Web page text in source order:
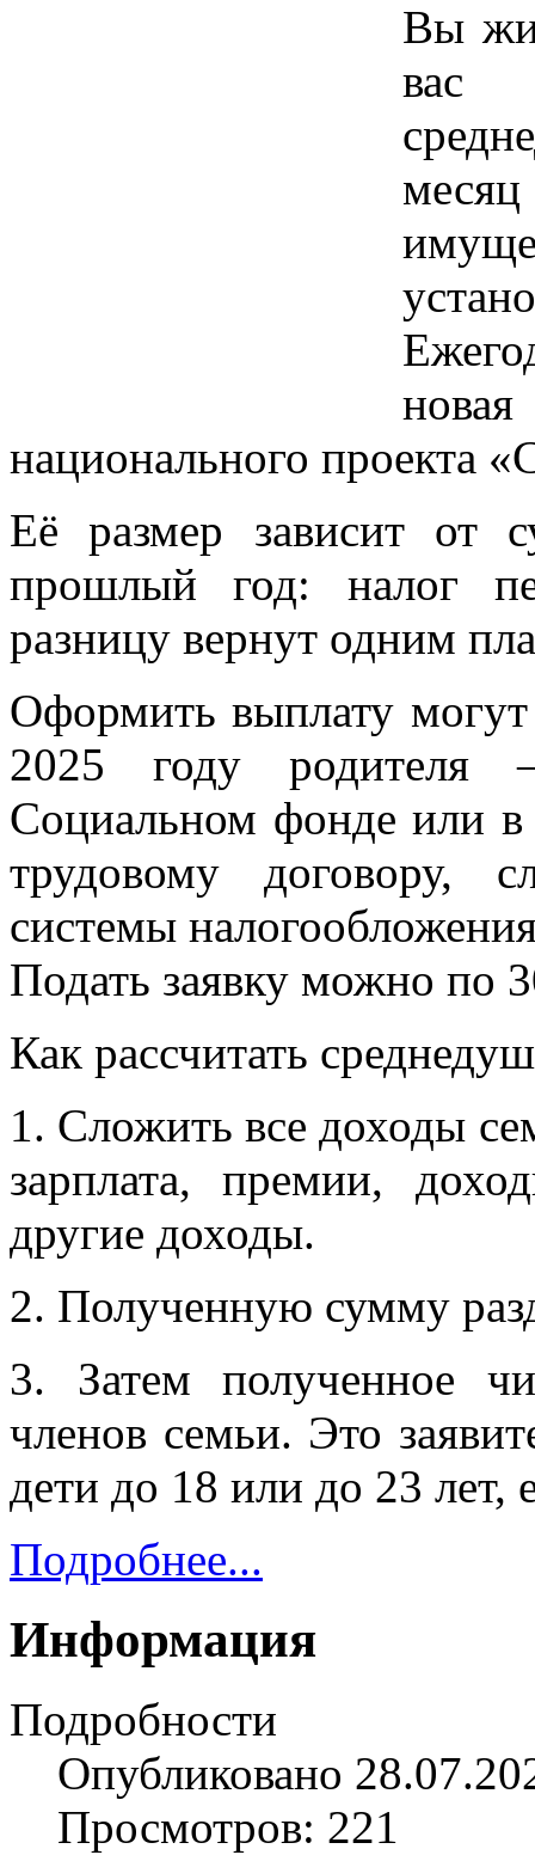
Вы
вас
национального проекта
Её размер зависит от
прошлый год: налог
разницу вернут одним
Оформить выплату
2025 году родителя
Социальном фонде или
трудовому договору,
системы
Подать заявку можно по
Как рассчитать
1. Сложить все доходы
зарплата, премии,
другие доходы.
2. Полученную сумму
3. Затем полученное
членов семьи. Это
дети до 18 или до 23 лет,
Подробнее...
Информация
Подробности
Опубликовано
Просмотров: 221